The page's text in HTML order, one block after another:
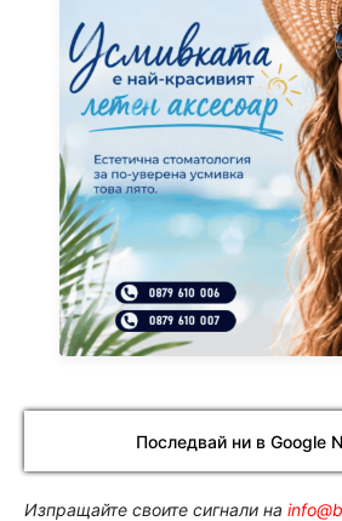
Последвай ни в Google
Изпращайте своите сигнали на